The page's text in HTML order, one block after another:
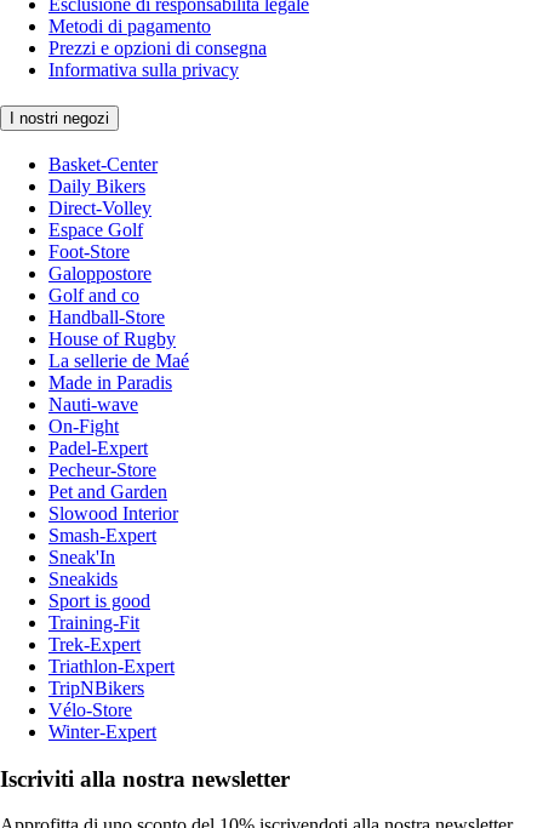
Metodi di pagamento
Prezzi e opzioni di consegna
Informativa sulla privacy
I nostri negozi
Basket-Center
Daily Bikers
Direct-Volley
Espace Golf
Foot-Store
Galoppostore
Golf and co
Handball-Store
House of Rugby
La sellerie de Maé
Made in Paradis
Nauti-wave
On-Fight
Padel-Expert
Pecheur-Store
Pet and Garden
Slowood Interior
Smash-Expert
Sneak'In
Sneakids
Sport is good
Training-Fit
Trek-Expert
Triathlon-Expert
TripNBikers
Vélo-Store
Winter-Expert
Iscriviti alla nostra newsletter